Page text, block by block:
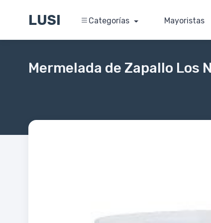
LUSI Categorías Mayoristas
Mermelada de Zapallo Los